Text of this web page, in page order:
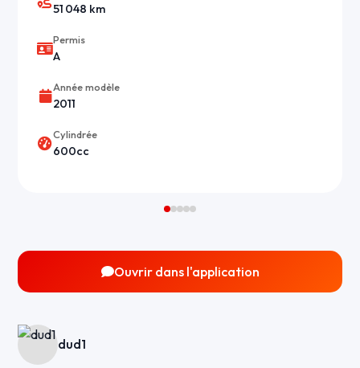
51 048 km
Permis
A
Année modèle
2011
Cylindrée
600cc
Ouvrir dans l'application
dud1